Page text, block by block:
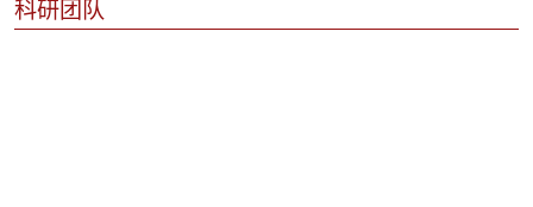
科研团队